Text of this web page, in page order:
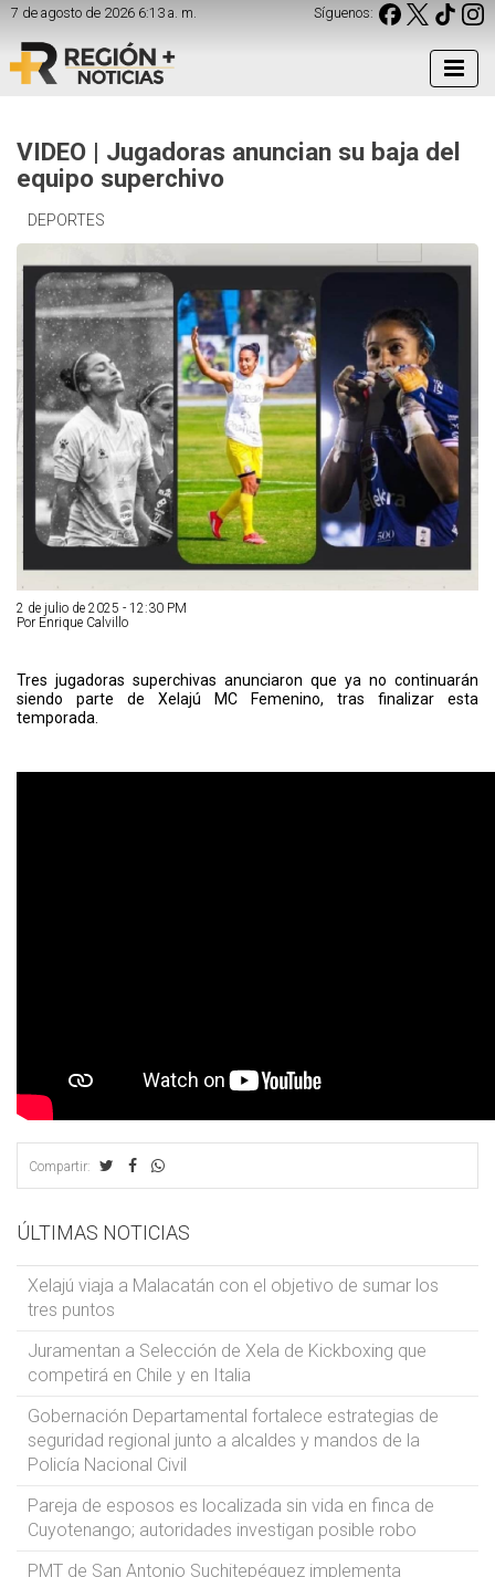
7 de agosto de 2026 6:13 a. m. Síguenos:
VIDEO | Jugadoras anuncian su baja del
equipo superchivo
DEPORTES
2 de julio de 2025 - 12:30 PM
Por Enrique Calvillo
Tres jugadoras superchivas anunciaron que ya no continuarán
siendo parte de Xelajú MC Femenino, tras finalizar esta
temporada.
Compartir:
ÚLTIMAS NOTICIAS
Xelajú viaja a Malacatán con el objetivo de sumar los
tres puntos
Juramentan a Selección de Xela de Kickboxing que
competirá en Chile y en Italia
Gobernación Departamental fortalece estrategias de
seguridad regional junto a alcaldes y mandos de la
Policía Nacional Civil
Pareja de esposos es localizada sin vida en finca de
Cuyotenango; autoridades investigan posible robo
PMT de San Antonio Suchitepéquez implementa